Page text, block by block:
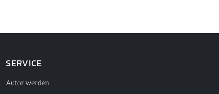
SERVICE
Autor werden